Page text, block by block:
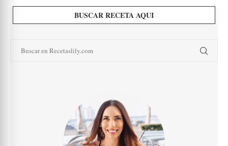
BUSCAR RECETA AQUI